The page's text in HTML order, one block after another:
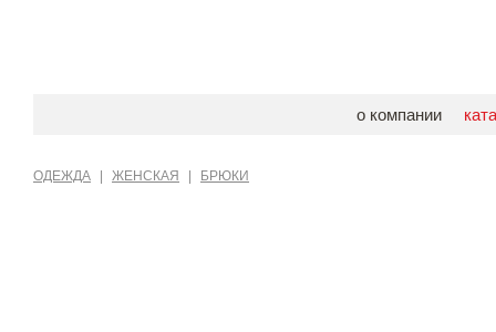
о компании
ОДЕЖДА ЖЕНСКАЯ БРЮКИ